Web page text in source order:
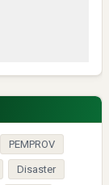
PEMPROV
Disaster